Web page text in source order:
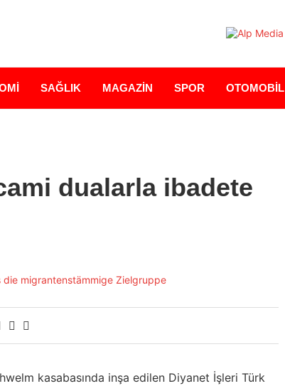
SAĞLIK MAGAZİN SPOR OTOMOBİL
dualarla ibadete
kasabasında inşa edilen Diyanet İşleri Türk